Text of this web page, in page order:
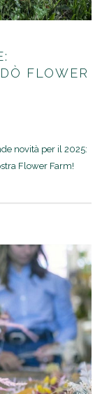
FLOWER
novità per il 2025:
Flower Farm!